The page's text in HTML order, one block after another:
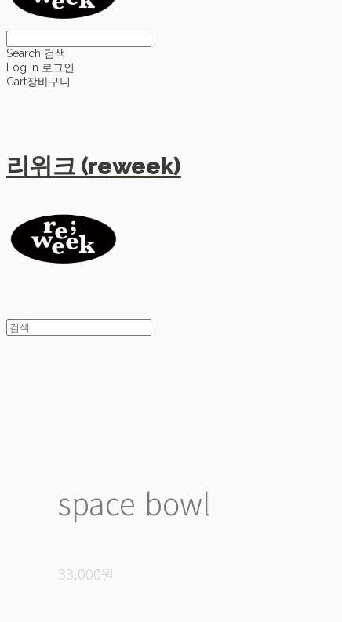
Search 검색
Log In 로그인
Cart장바구니
리위크 (reweek)
space bowl
33,000원